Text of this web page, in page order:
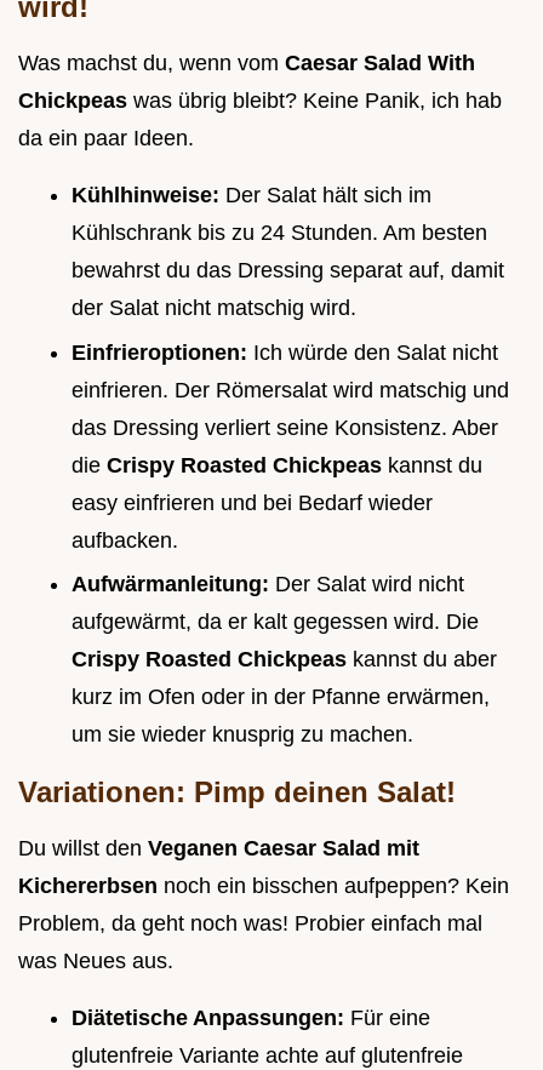
wird!
Was machst du, wenn vom Caesar Salad With
Chickpeas was übrig bleibt? Keine Panik, ich hab
da ein paar Ideen.
Kühlhinweise: Der Salat hält sich im
Kühlschrank bis zu 24 Stunden. Am besten
bewahrst du das Dressing separat auf, damit
der Salat nicht matschig wird.
Einfrieroptionen: Ich würde den Salat nicht
einfrieren. Der Römersalat wird matschig und
das Dressing verliert seine Konsistenz. Aber
die Crispy Roasted Chickpeas kannst du
easy einfrieren und bei Bedarf wieder
aufbacken.
Aufwärmanleitung: Der Salat wird nicht
aufgewärmt, da er kalt gegessen wird. Die
Crispy Roasted Chickpeas kannst du aber
kurz im Ofen oder in der Pfanne erwärmen,
um sie wieder knusprig zu machen.
Variationen: Pimp deinen Salat!
Du willst den Veganen Caesar Salad mit
Kichererbsen noch ein bisschen aufpeppen? Kein
Problem, da geht noch was! Probier einfach mal
was Neues aus.
Diätetische Anpassungen: Für eine
glutenfreie Variante achte auf glutenfreie